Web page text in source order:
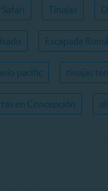
Safari Tinajas
Escapada
pacific tinajas
en Concepción